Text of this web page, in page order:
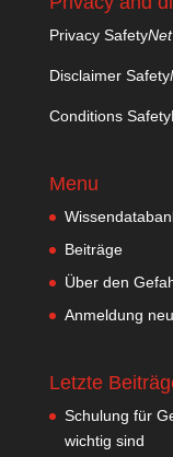
Privacy SafetyNet
Disclaimer Safety
Conditions
Menu
Beiträge
Über den
Anmeldung
Letzte
Schulung für
wichtig sind